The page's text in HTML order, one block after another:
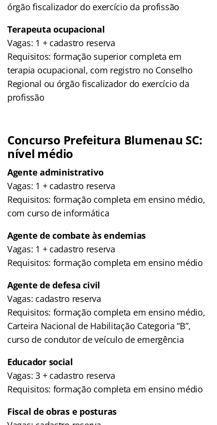
órgão fiscalizador do exercício da profissão
Terapeuta ocupacional
Vagas: 1 + cadastro reserva
Requisitos: formação superior completa em
terapia ocupacional, com registro no Conselho
Regional ou órgão fiscalizador do exercício da
profissão
Concurso Prefeitura Blumenau SC:
nível médio
Agente administrativo
Vagas: 1 + cadastro reserva
Requisitos: formação completa em ensino médio,
com curso de informática
Agente de combate às endemias
Vagas: 1 + cadastro reserva
Requisitos: formação completa em ensino médio
Agente de defesa civil
Vagas: cadastro reserva
Requisitos: formação completa em ensino médio,
Carteira Nacional de Habilitação Categoria “B”,
curso de condutor de veículo de emergência
Educador social
Vagas: 3 + cadastro reserva
Requisitos: formação completa em ensino médio
Fiscal de obras e posturas